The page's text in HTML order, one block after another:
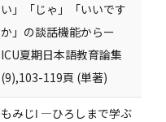
い」「じゃ」「いいです
か」の談話機能からー
ICU夏期日本語教育論集
(9),103-119頁 (単著)
もみじⅠ ―ひろしまで学ぶ